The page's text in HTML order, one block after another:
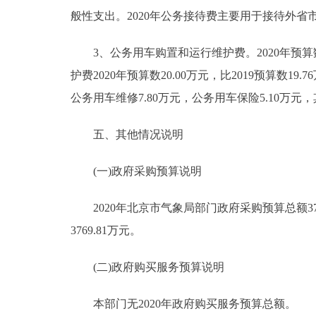
般性支出。2020年公务接待费主要用于接待外省
3、公务用车购置和运行维护费。2020年预算
护费2020年预算数20.00万元，比2019预算数
公务用车维修7.80万元，公务用车保险5.10万元
五、其他情况说明
(一)政府采购预算说明
2020年北京市气象局部门政府采购预算总额
3769.81万元。
(二)政府购买服务预算说明
本部门无2020年政府购买服务预算总额。